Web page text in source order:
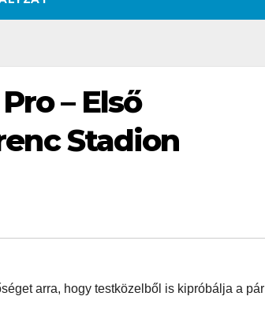
– Első
Stadion
arra, hogy testközelből is kipróbálja a pár